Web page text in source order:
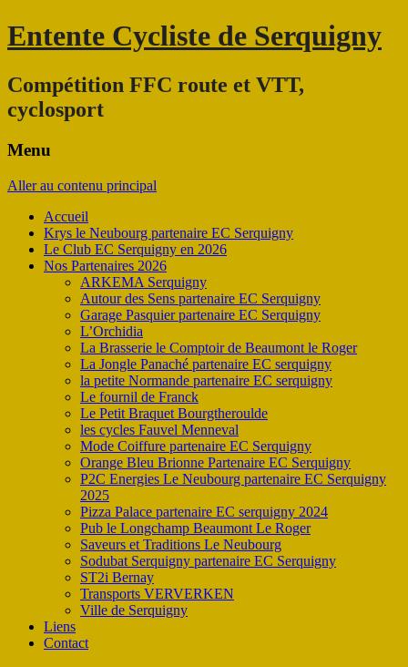
Entente Cycliste de Serquigny
Compétition FFC route et VTT,
cyclosport
Menu
Aller au contenu principal
Accueil
Krys le Neubourg partenaire EC Serquigny
Le Club EC Serquigny en 2026
Nos Partenaires 2026
ARKEMA Serquigny
Autour des Sens partenaire EC Serquigny
Garage Pasquier partenaire EC Serquigny
L’Orchidia
La Brasserie le Comptoir de Beaumont le Roger
La Jongle Panaché partenaire EC serquigny
la petite Normande partenaire EC serquigny
Le fournil de Franck
Le Petit Braquet Bourgtheroulde
les cycles Fauvel Menneval
Mode Coiffure partenaire EC Serquigny
Orange Bleu Brionne Partenaire EC Serquigny
P2C Energies Le Neubourg partenaire EC Serquigny
2025
Pizza Palace partenaire EC serquigny 2024
Pub le Longchamp Beaumont Le Roger
Saveurs et Traditions Le Neubourg
Sodubat Serquigny partenaire EC Serquigny
ST2i Bernay
Transports VERVERKEN
Ville de Serquigny
Liens
Contact